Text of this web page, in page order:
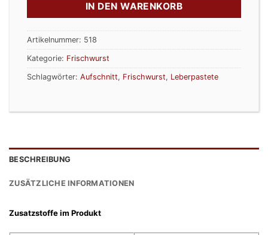
IN DEN WARENKORB
Artikelnummer: 518
Kategorie: Frischwurst
Schlagwörter: Aufschnitt, Frischwurst, Leberpastete
BESCHREIBUNG
ZUSÄTZLICHE INFORMATIONEN
Zusatzstoffe im Produkt